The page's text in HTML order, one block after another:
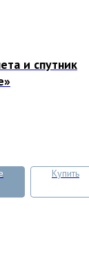
и спутник
Купить